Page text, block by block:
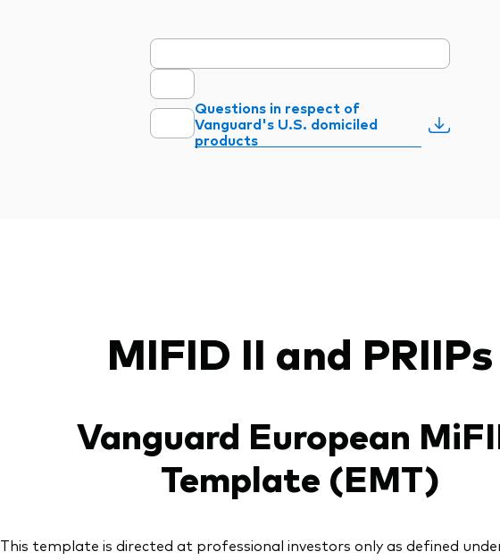
Questions in respect of
Vanguard's U.S. domiciled
products
MIFID II and PRIIPs
Vanguard European
Template (EMT)
This template is directed at professional investors only as defined